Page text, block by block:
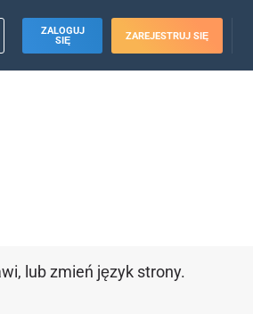
ZALOGUJ
SIĘ
ZAREJESTRUJ SIĘ